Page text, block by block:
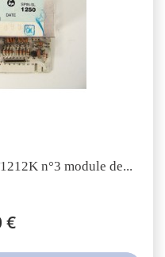
n°3 module de...
€